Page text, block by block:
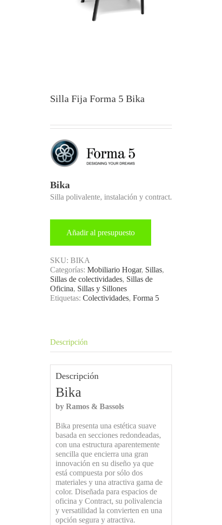
Silla Fija Forma 5 Bika
Bika
Silla polivalente, instalación y contract.
Añadir al presupuesto
SKU: BIKA
Categorías: Mobiliario Hogar, Sillas,
Sillas de colectividades, Sillas de
Oficina, Sillas y Sillones
Etiquetas: Colectividades, Forma 5
Descripción
Descripción
Bika
by Ramos & Bassols
Bika presenta una estética suave
basada en secciones redondeadas,
con una estructura aparentemente
sencilla que encierra una gran
innovación en su diseño ya que
está compuesta por sólo dos
materiales y una atractiva gama de
color. Diseñada para espacios de
oficina y Contract, su polivalencia
y versatilidad la convierten en una
opción segura y atractiva.